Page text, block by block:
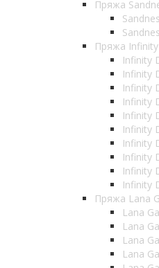
Пряжа
Пряжа
Infinity
Infinity
Infinity
Infinity
Infinity
Infinity
Infinity
Infinity
Infinity
Infinity
Пряжа Lana
Lana
Lana
Lana
Lana